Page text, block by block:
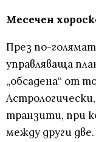
Месечен
През по-
управляваща
„обсадена“ от
транзити, при
между други